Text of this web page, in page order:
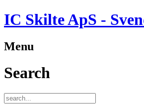
IC Skilte ApS -
Menu
Search